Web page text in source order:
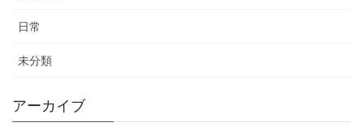
日常
未分類
アーカイブ